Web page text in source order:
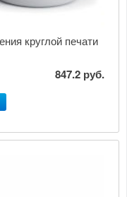
круглой печати
847.2 руб.